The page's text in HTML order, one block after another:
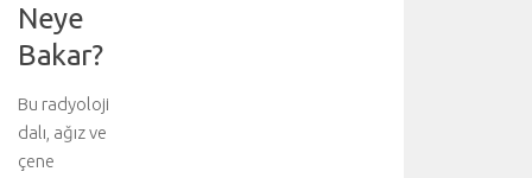
Neye
Bakar?
Bu radyoloji
dalı, ağız ve
çene